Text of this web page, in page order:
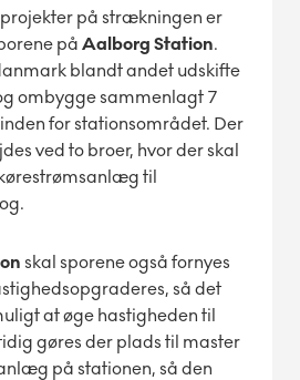
projekter på strækningen er
på Aalborg Station.
blandt andet udskifte
ombygge sammenlagt 7
for stationsområdet. Der
ved to broer, hvor der skal
til
skal sporene også fornyes
så det
at øge hastigheden til
gøres der plads til master
på stationen, så den